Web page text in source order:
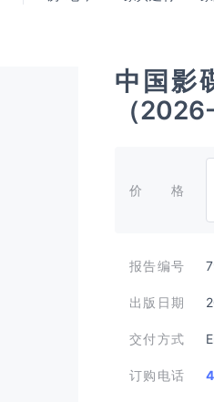
中国影
（
价格
报告编号
出版日期
交付方式
订购电话